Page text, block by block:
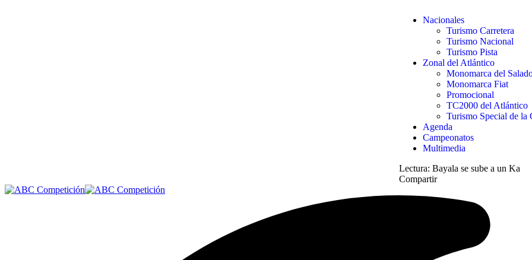
Nacionales
Turismo Carretera
Turismo Nacional
Turismo Pista
Zonal del Atlántico
Monomarca del
Monomarca Fiat
Promocional
TC2000 del Atlántico
Turismo Special de la
Agenda
Campeonatos
Multimedia
Lectura: Bayala se sube a un Ka
Compartir